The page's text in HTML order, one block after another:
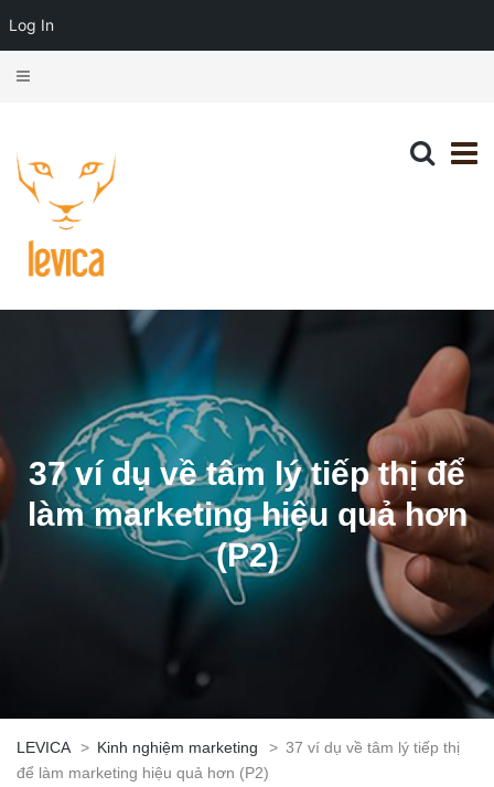
37 ví dụ về tâm lý tiếp thị để
làm marketing hiệu quả hơn
(P2)
LEVICA > Kinh nghiệm marketing > 37 ví dụ về tâm lý tiếp thị
để làm marketing hiệu quả hơn (P2)
Log In